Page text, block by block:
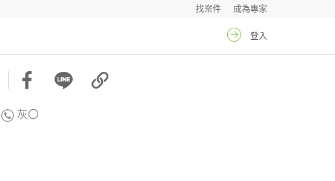
成為專家
找案件
登入
灰〇